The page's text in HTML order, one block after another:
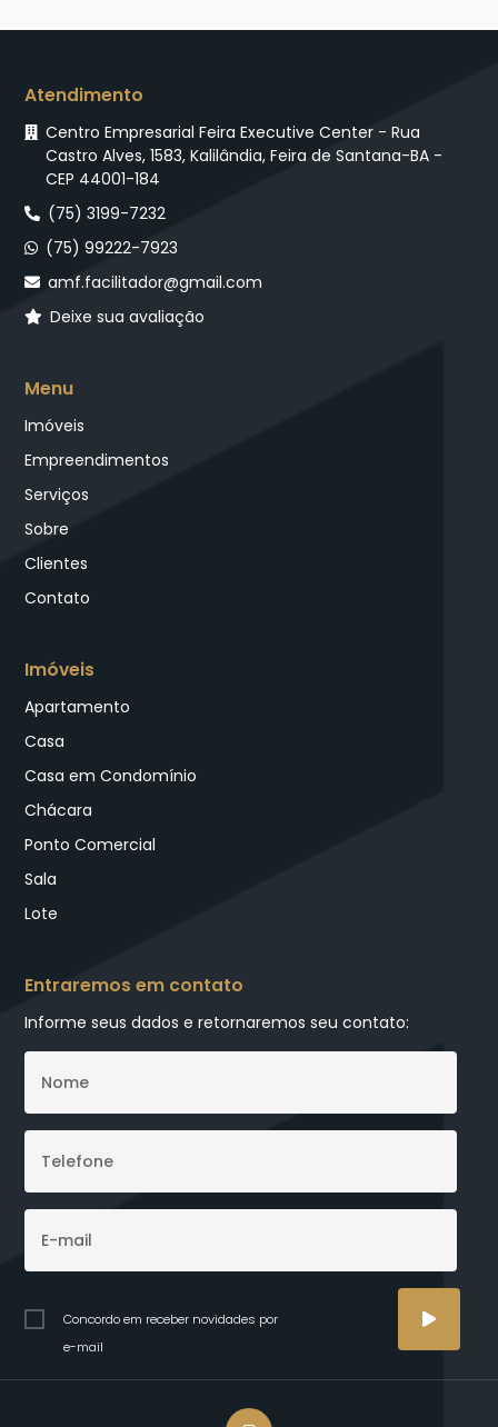
Atendimento
Centro Empresarial Feira Executive Center - Rua
Castro Alves, 1583, Kalilândia, Feira de Santana-BA -
CEP 44001-184
(75) 3199-7232
(75) 99222-7923
amf.facilitador@gmail.com
Deixe sua avaliação
Menu
Imóveis
Empreendimentos
Serviços
Sobre
Clientes
Contato
Imóveis
Apartamento
Casa
Casa em Condomínio
Chácara
Ponto Comercial
Sala
Lote
Entraremos em contato
Informe seus dados e retornaremos seu contato:
Concordo em receber novidades por
e-mail